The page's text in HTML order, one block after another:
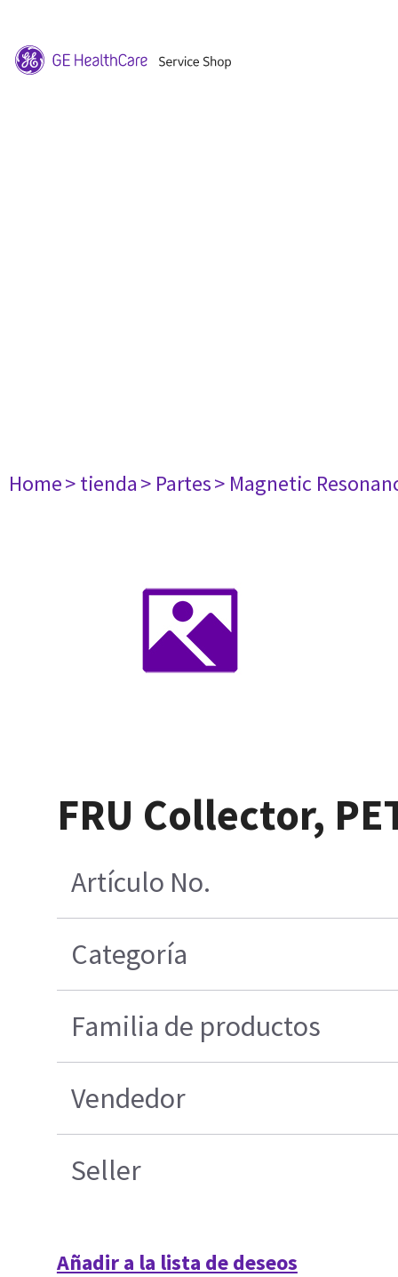
Home> tienda> Partes> Magnetic
FRU Collector,
Artículo No.
Categoría
Familia de productos
Vendedor
Seller
Añadir a la lista de deseos